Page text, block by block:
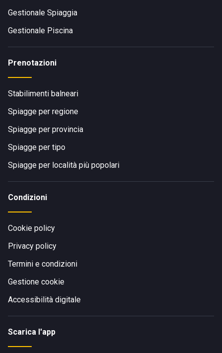
Gestionale Spiaggia
Gestionale Piscina
Prenotazioni
Stabilimenti balneari
Spiagge per regione
Spiagge per provincia
Spiagge per tipo
Spiagge per località più popolari
Condizioni
Cookie policy
Privacy policy
Termini e condizioni
Gestione cookie
Accessibilità digitale
Scarica l'app